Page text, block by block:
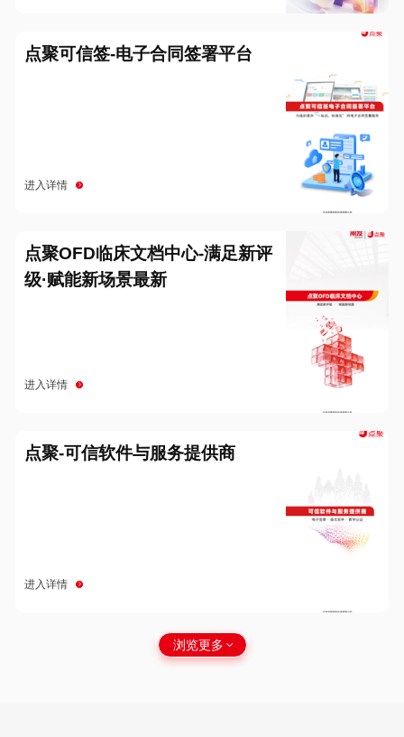
点聚可信签-电子合同签署平台
进入详情
点聚OFD临床文档中心-满足新评
级·赋能新场景最新
进入详情
点聚-可信软件与服务提供商
进入详情
浏览更多